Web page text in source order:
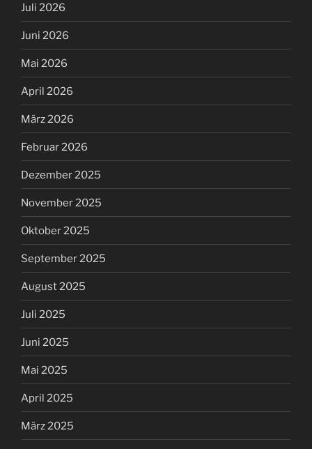
Juli 2026
Juni 2026
Mai 2026
April 2026
März 2026
Februar 2026
Dezember 2025
November 2025
Oktober 2025
September 2025
August 2025
Juli 2025
Juni 2025
Mai 2025
April 2025
März 2025